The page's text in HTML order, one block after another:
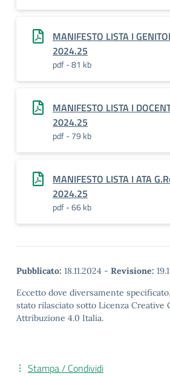
MANIFESTO LISTA I
2024.25
pdf - 81 kb
MANIFESTO LISTA I
2024.25
pdf - 79 kb
MANIFESTO LISTA I ATA
2024.25
pdf - 66 kb
Pubblicato: 18.11.2024 - Revisione:
Eccetto dove diversamente
stato rilasciato sotto Licenza Creative
Attribuzione 4.0 Italia.
Stampa / Condividi